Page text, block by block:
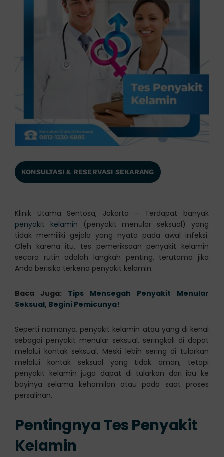
KONSULTASI & RESERVASI SEKARANG
Klinik Utama Sentosa, Jakarta – Terdapat banyak
penyakit kelamin (penyakit menular seksual) yang
tidak memiliki gejala yang nyata pada awal infeksi.
Oleh karena itu, tes pemeriksaan penyakit kelamin
secara rutin adalah langkah penting, terutama jika
Anda berisiko terkena penyakit kelamin.
Baca Juga: Tips Mencegah Penyakit Menular
Seksual, Begini Pemicunya!
Seperti namanya, penyakit kelamin atau yang di kenal
sebagai penyakit menular seksual, seringkali di dapat
melalui kontak seksual. Meski lebih sering di tularkan
melalui kontak seksual yang tidak aman, tetapi
penyakit kelamin juga dapat di tularkan dari ibu ke
bayinya selama kehamilan atau pada saat proses
persalinan.
Pentingnya Tes Penyakit
Kelamin